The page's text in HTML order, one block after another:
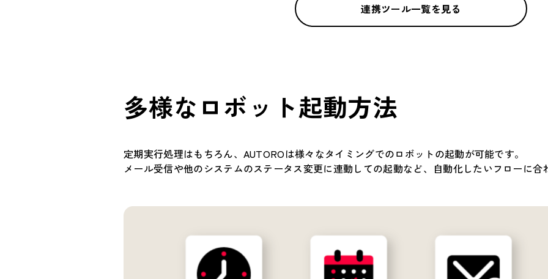
連携ツール一覧を見る
多様なロボット起動方法
定期実行処理はもちろん、AUTOROは様々なタイミングでのロボットの起動が可能です。
メール受信や他のシステムのステータス変更に連動しての起動など、自動化したいフローに合